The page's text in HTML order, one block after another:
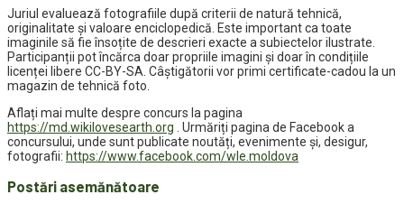
Juriul evaluează fotografiile după criterii de natură tehnică,
originalitate și valoare enciclopedică. Este important ca toate
imaginile să fie însoțite de descrieri exacte a subiectelor ilustrate.
Participanții pot încărca doar propriile imagini și doar în condițiile
licenței libere CC-BY-SA. Câștigătorii vor primi certificate-cadou la un
magazin de tehnică foto.
Aflați mai multe despre concurs la pagina
https://md.wikilovesearth.org . Urmăriți pagina de Facebook a
concursului, unde sunt publicate noutăți, evenimente și, desigur,
fotografii: https://www.facebook.com/wle.moldova
Postări asemănătoare